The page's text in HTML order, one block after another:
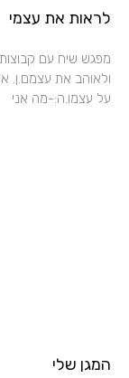
לראות את עצמי
מפגש שיח עם
על עצמו.ה:-מה אני
המגן שלי